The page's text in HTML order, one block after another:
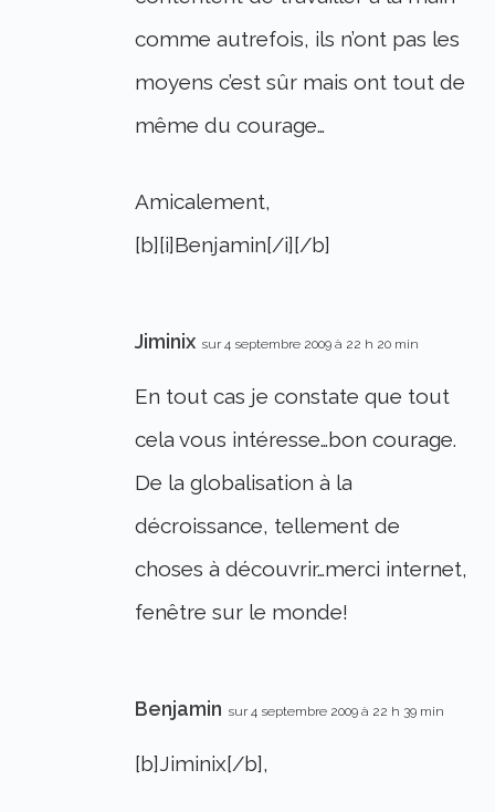
comme autrefois, ils n’ont pas les
moyens c’est sûr mais ont tout de
même du courage…
Amicalement,
[b][i]Benjamin[/i][/b]
Jiminix sur 4 septembre 2009 à 22 h 20 min
En tout cas je constate que tout
cela vous intéresse…bon courage.
De la globalisation à la
décroissance, tellement de
choses à découvrir…merci internet,
fenêtre sur le monde!
Benjamin sur 4 septembre 2009 à 22 h 39 min
[b]Jiminix[/b],